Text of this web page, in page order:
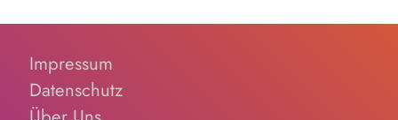
Impressum
Datenschutz